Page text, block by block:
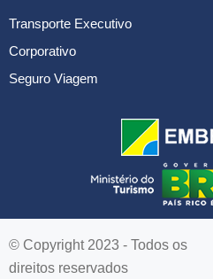
Transporte Executivo
Corporativo
Seguro Viagem
© Copyright 2023 - Todos os
direitos reservados